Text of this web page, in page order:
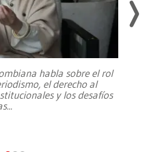
habla sobre el rol
el derecho al
y los desafíos
...